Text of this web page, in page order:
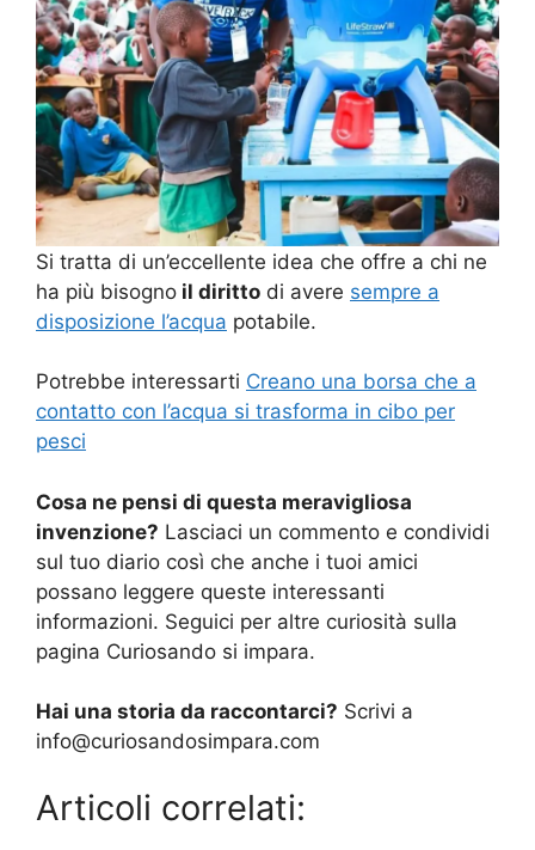
Si tratta di un’eccellente idea che offre a chi ne
ha più bisogno il diritto di avere sempre a
disposizione l’acqua potabile.
Potrebbe interessarti Creano una borsa che a
contatto con l’acqua si trasforma in cibo per
pesci
Cosa ne pensi di questa meravigliosa
invenzione? Lasciaci un commento e condividi
sul tuo diario così che anche i tuoi amici
possano leggere queste interessanti
informazioni. Seguici per altre curiosità sulla
pagina Curiosando si impara.
Hai una storia da raccontarci? Scrivi a
info@curiosandosimpara.com
Articoli correlati: